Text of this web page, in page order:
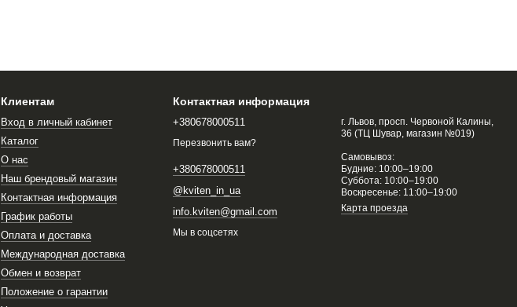
Клиентам
Вход в личный кабинет
Каталог
О нас
Наш брендовый магазин
Контактная информация
График работы
Оплата и доставка
Международная доставка
Обмен и возврат
Положение о гарантии
Контактная информация
+380678000511
Перезвонить вам?
+380678000511
@kviten_in_ua
info.kviten@gmail.com
г. Львов, просп. Червоной Калины,
36 (ТЦ Шувар, магазин №019)
Самовывоз:
Будние: 10:00–19:00
Суббота: 10:00–19:00
Воскресенье: 11:00–19:00
Карта проезда
Мы в соцсетях